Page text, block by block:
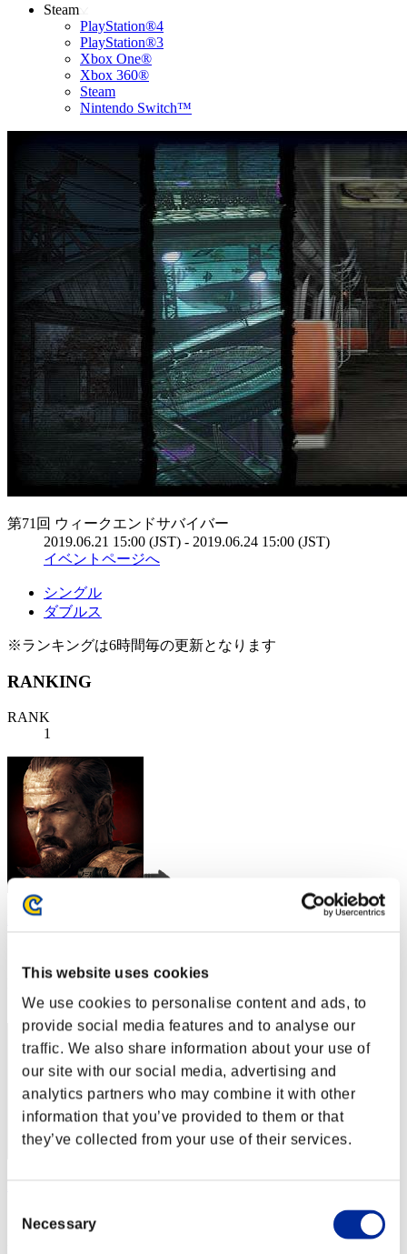
This website uses cookies
We use cookies to personalise content and ads, to
provide social media features and to analyse our
traffic. We also share information about your use of
our site with our social media, advertising and
analytics partners who may combine it with other
information that you’ve provided to them or that
they’ve collected from your use of their services.
Selection
Necessary
Steam
PlayStation®4
PlayStation®3
Xbox One®
Xbox 360®
Steam
Nintendo Switch™
第71回 ウィークエンドサバイバー
2019.06.21 15:00 (JST) - 2019.06.24 15:00 (JST)
イベントページへ
シングル
ダブルス
※ランキングは6時間毎の更新となります
RANKING
RANK
1
BarryPowerBurton77
RANK
1
kaczor1989
スコア:30階層/41'18"35